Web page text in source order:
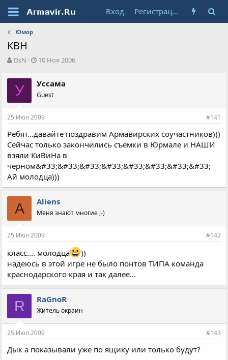
Вход Регистрация
Юмор
КВН
А
т
о
р
т
е
ы
DsN
Д
а
н
ч
л
а
10 Ноя 2006
У Уссама
Guest
25 Июл 2009 #141
Ребят...давайте поздравим Армавирских соучастников)))
Сейчас только закончились съемки в Юрмале и НАШИ
взяли КиВиНа в
черном&#33;&#33;&#33;&#33;&#33;&#33;&#33;&#33;
Ай молодца)))
A Aliens
Меня знают многие ;-)
25 Июл 2009 #142
класс.... молодца
))
надеюсь в этой игре не было понтов ТИПА команда
краснодарского края и так далее...
R RaGnoR
Житель окраин
25 Июл 2009 #143
Дык а показывали уже по ящику или только будут?